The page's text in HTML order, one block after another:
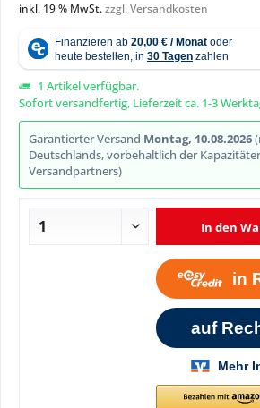
inkl. 19 % MwSt.zzgl. Versandkosten
1 Artikel verfügbar.
Sofort versandfertig, Lieferzeit ca. 1-3
Garantierter Versand Montag, 10.08.2026
Deutschlands, vorbehaltlich der
Versandpartners)
In den